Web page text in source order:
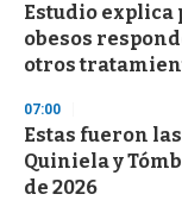
Estudio explica
obesos
otros
07:00
Estas fueron
Quiniela y
de 2026